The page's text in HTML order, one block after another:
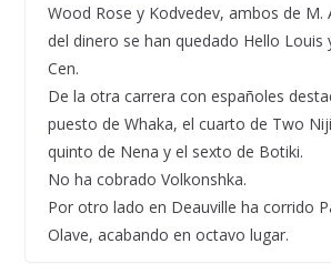
Wood Rose y Kodvedev, ambos de M.
del dinero se han quedado Hello Louis
Cen.
De la otra carrera con españoles
puesto de Whaka, el cuarto de Two
quinto de Nena y el sexto de Botiki.
No ha cobrado Volkonshka.
Por otro lado en Deauville ha corrido
Olave, acabando en octavo lugar.